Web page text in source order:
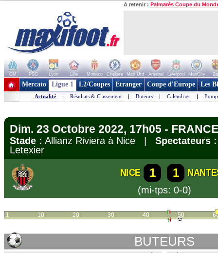
A retenir : Palmarès Coupe du
OM PSG Lyon Lille Monaco Chelsea Man Utd Arsenal Liverpool ManCity
+ de clubs
Mercato Ligue 1 L2/Coupes Etranger Coupe d'Europe Les
Actualité | Résultats & Classement | Buteurs | Calendrier |
Dim. 23 Octobre 2022, 17h05 -
Stade : Allianz Riviera à Nice | Spectateurs :
Letexier
NICE 1 1
(mi-tps: 0-0)
1 10 20 30 40 50
BUTEURS